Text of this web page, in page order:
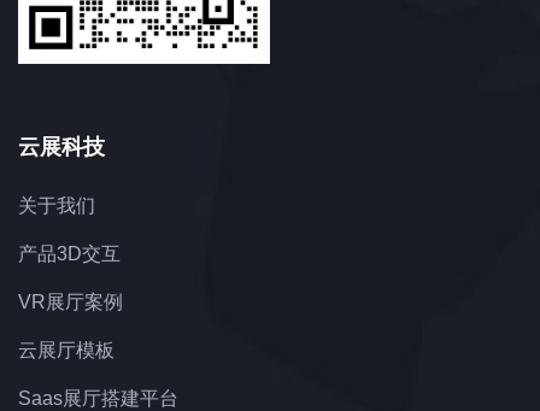
云展科技
关于我们
产品3D交互
VR展厅案例
云展厅模板
Saas展厅搭建平台